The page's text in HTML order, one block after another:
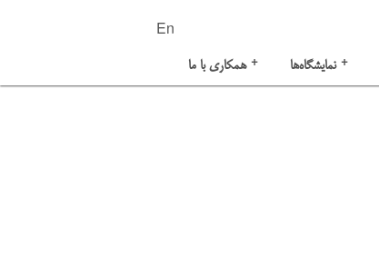
En
همکاری با ما + نمایشگاه‌ها +